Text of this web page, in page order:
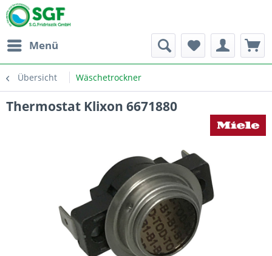
Menü
Übersicht Wäschetrockner
Thermostat Klixon 6671880